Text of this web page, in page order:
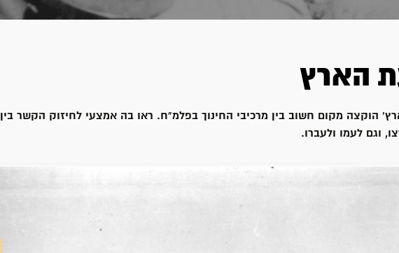
הארץ
הוקצה מקום חשוב בין מרכיבי החינוך בפלמ"ח. ראו בה אמצעי לחיזוק הקשר בין
וגם לעמו ולעברו.